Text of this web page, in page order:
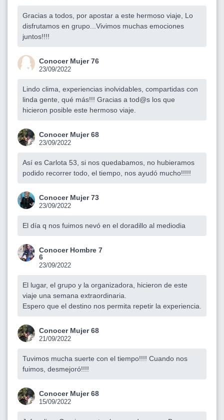
Gracias a todos, por apostar a este hermoso viaje, Lo
disfrutamos en grupo...Vivimos muchas emociones
juntos!!!!
Conocer Mujer 76
23/09/2022
Lindo clima, experiencias inolvidables, compartidas con
linda gente, qué más!!! Gracias a tod@s los que
hicieron posible este hermoso viaje.
Conocer Mujer 68
23/09/2022
Así es Carlota 53, si nos quedabamos, no hubieramos
podido recorrer todo, el tiempo, nos ayudó mucho!!!!!
Conocer Mujer 73
23/09/2022
El día q nos fuimos nevó en el doradillo al mediodia
Conocer Hombre 7
6
23/09/2022
El lugar, el grupo y la organizadora, hicieron de este
viaje una semana extraordinaria.
Espero que el destino nos permita repetir la experiencia.
Conocer Mujer 68
21/09/2022
Tuvimos mucha suerte con el tiempo!!!! Cuando nos
fuimos, desmejoró!!!!
Conocer Mujer 68
15/09/2022